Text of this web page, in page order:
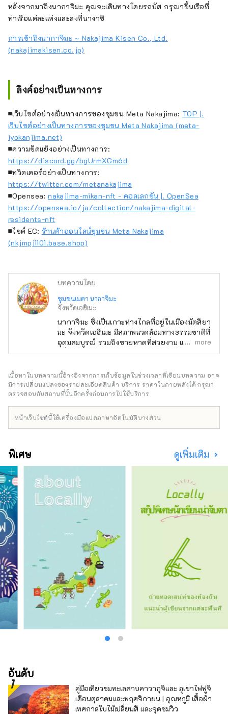
หลังจากมาถึงนากาจิมะ คุณจะเดินทางโดยรถบัส กรุณาขึ้นเรือที่
ท่าเรือแต่ละแห่งและลงที่นางาชิ
การเข้าถึงนากาจิมะ ~ Nakajima Kisen Co., Ltd.
(nakajimakisen.co.jp)
ลิงค์อย่างเป็นทางการ
■เว็บไซต์อย่างเป็นทางการของชุมชน Meta Nakajima: TOP |.
เว็บไซต์อย่างเป็นทางการของชุมชน Meta Nakajima (meta-
iyokanjima.net)
■ความขัดแย้งอย่างเป็นทางการ:
https://discord.gg/bgUrmXGm6d
■ทวิตเตอร์อย่างเป็นทางการ:
https://twitter.com/metanakajima
■Opensea:nakajima-mikan-nft - คอลเลกชัน |. OpenSea
https://opensea.io/ja/collection/nakajima-digital-
residents-nft
■ไซต์ EC: ร้านค้าออนไลน์ชุมชน Meta Nakajima
(nkjmpj1101.base.shop)
บทความโดย
ชุมชนเมตา นากาจิมะ
จังหวัดเอฮิเมะ
นากาจิมะ ซึ่งเป็นเกาะห่างไกลที่อยู่ในเมืองมัตสึยา
มะ จังหวัดเอฮิเมะ มีสภาพแวดล้อมทางธรรมชาติที่
อุดมสมบูรณ์ รวมถึงชายหาดที่สวยงาม และยัง
มีชื่อเสียงในด้านการปลูกส้มแมนดารินอีกด้วย
ประสบการณ์ในฐานะผู้อยู่อาศัยในนากาจิมะ ใน
ครั้งนี้ เราจะแจก 🍊Meta Nakajima Resident
Card NFT🍊 ให้กับผู้เข้าร่วมกิจกรรมในท้องถิ่น
นำเสนอโอกาสที่รวบรวมเสน่ห์ของนากาจิมะต่อ
ร่วมกันในฐานะผู้อยู่อาศัยของ Meta Nakajima
ทั้งออนไลน์และออฟไลน์! ชุมชน Meta Nakajima:
https://discord.com/invite/bgUrmXGm6d
เว็บไซต์อย่างเป็นทางการ: https://meta-
iyokanjima.net
more
เนื้อหาในบทความนี้อ้างอิงจากการเก็บข้อมูลในช่วงเวลาที่เขียนบทความ อาจ
มีการเปลี่ยนแปลงของรายละเอียดสินค้า บริการ ราคาในภายหลังได้ กรุณา
ตรวจสอบกับสถานที่นั้นอีกครั้งก่อนการไปใช้บริการ
หน้าเว็บไซต์นี้ใช้เครื่องมือแปลภาษาอัตโนมัติบางส่วน
พิเศษ ดูเพิ่มเติม
อันดับ
คู่มือเที่ยวชมทะเลสาบคาวากุจิและ ภูเขาไฟฟูจิ
เดือนตุลาคมและพฤศจิกายน | อุณหภูมิ เสื้อผ้า
เทศกาลใบไม้เปลี่ยนสี และจุดชมวิว